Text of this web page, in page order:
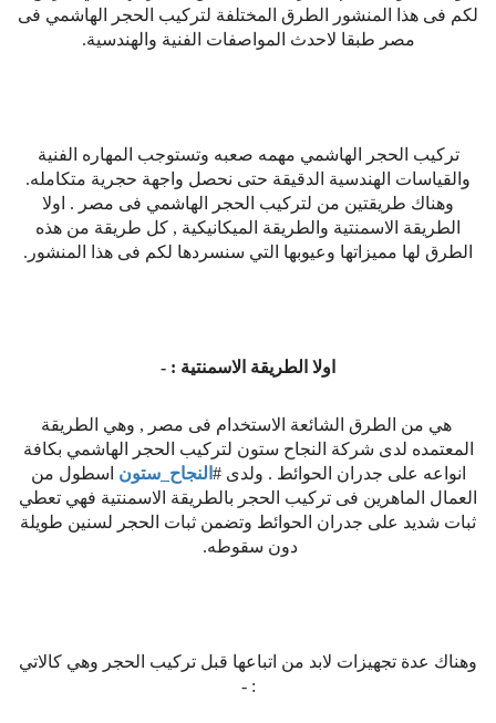
لكم فى هذا المنشور الطرق المختلفة لتركيب الحجر الهاشمي فى
مصر طبقا لاحدث المواصفات الفنية والهندسية.
تركيب الحجر الهاشمي مهمه صعبه وتستوجب المهاره الفنية
والقياسات الهندسية الدقيقة حتى نحصل واجهة حجرية متكامله.
وهناك طريقتين من لتركيب الحجر الهاشمي فى مصر . اولا
الطريقة الاسمنتية والطريقة الميكانيكية , كل طريقة من هذه
الطرق لها مميزاتها وعيوبها التي سنسردها لكم فى هذا المنشور.
اولا الطريقة الاسمنتية : -
هي من الطرق الشائعة الاستخدام فى مصر , وهي الطريقة
المعتمده لدى شركة النجاح ستون لتركيب الحجر الهاشمي بكافة
انواعه على جدران الحوائط . ولدى # النجاح_ستون اسطول من
العمال الماهرين فى تركيب الحجر بالطريقة الاسمنتية فهي تعطي
ثبات شديد على جدران الحوائط وتضمن ثبات الحجر لسنين طويلة
دون سقوطه.
وهناك عدة تجهيزات لابد من اتباعها قبل تركيب الحجر وهي كالاتي
: -